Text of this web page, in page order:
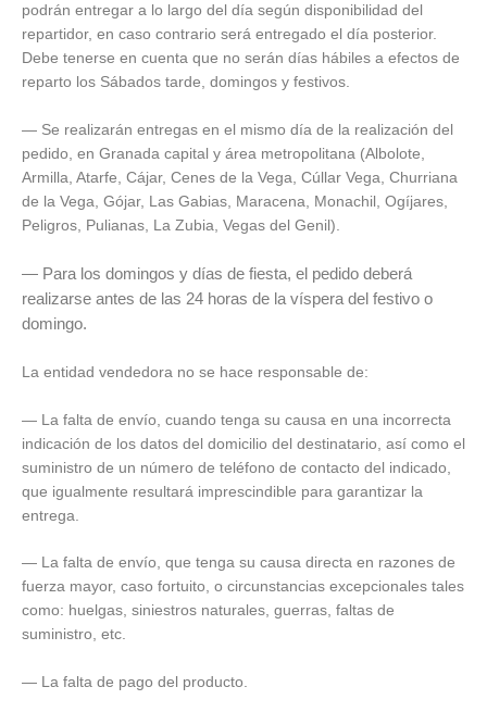
podrán entregar a lo largo del día según disponibilidad del
repartidor, en caso contrario será entregado el día posterior.
Debe tenerse en cuenta que no serán días hábiles a efectos de
reparto los Sábados tarde, domingos y festivos.
— Se realizarán entregas en el mismo día de la realización del
pedido, en Granada capital y área metropolitana (Albolote,
Armilla, Atarfe, Cájar, Cenes de la Vega, Cúllar Vega, Churriana
de la Vega, Gójar, Las Gabias, Maracena, Monachil, Ogíjares,
Peligros, Pulianas, La Zubia, Vegas del Genil).
— Para los domingos y días de fiesta, el pedido deberá
realizarse antes de las 24 horas de la víspera del festivo o
domingo.
La entidad vendedora no se hace responsable de:
— La falta de envío, cuando tenga su causa en una incorrecta
indicación de los datos del domicilio del destinatario, así como el
suministro de un número de teléfono de contacto del indicado,
que igualmente resultará imprescindible para garantizar la
entrega.
— La falta de envío, que tenga su causa directa en razones de
fuerza mayor, caso fortuito, o circunstancias excepcionales tales
como: huelgas, siniestros naturales, guerras, faltas de
suministro, etc.
— La falta de pago del producto.